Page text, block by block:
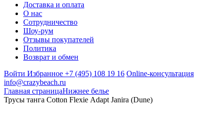
Доставка и оплата
О нас
Сотрудничество
Шоу-рум
Отзывы покупателей
Политика
Возврат и обмен
Войти Избранное +7 (495) 108 19 16 Online-консультация
info@crazybeach.ru
Главная страницаНижнее белье
Трусы танга Cotton Flexie Adapt Janira (Dune)